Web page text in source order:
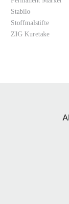
Stabilo
Stoffmalstifte
ZIG Kuretake